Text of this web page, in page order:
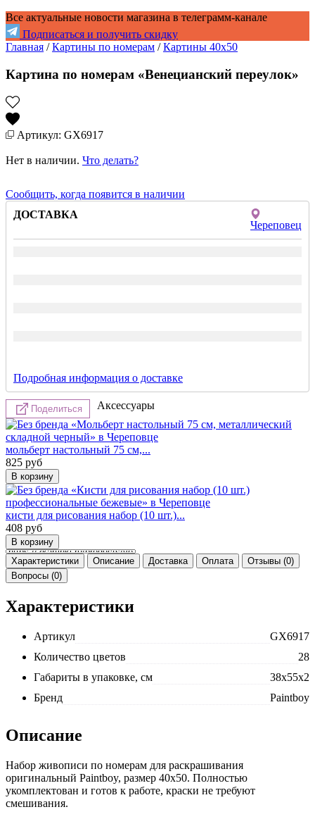
Все актуальные новости магазина в телеграмм-канале
Подписаться и получить скидку
Главная /Картины по номерам /Картины 40x50
Картина по номерам «Венецианский переулок»
Артикул: GX6917
Нет в наличии. Что делать?
Сообщить, когда появится в наличии
ДОСТАВКА
Череповец
Подробная информация о доставке
Поделиться Аксессуары
мольберт настольный 75 см,...
825 руб
кисти для рисования набор (10 шт.)...
408 руб
Характеристики Описание Доставка Оплата
Отзывы (0)
Вопросы (0)
Характеристики
Артикул
GX6917
Количество цветов
28
Габариты в упаковке, см
38x55x2
Бренд
Paintboy
Описание
Набор живописи по номерам для раскрашивания
оригинальный Paintboy, размер 40x50. Полностью
укомплектован и готов к работе, краски не требуют
смешивания.